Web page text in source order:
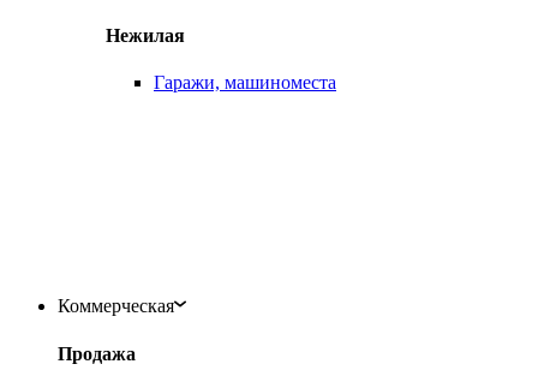
Нежилая
Гаражи, машиноместа
Коммерческая
Продажа